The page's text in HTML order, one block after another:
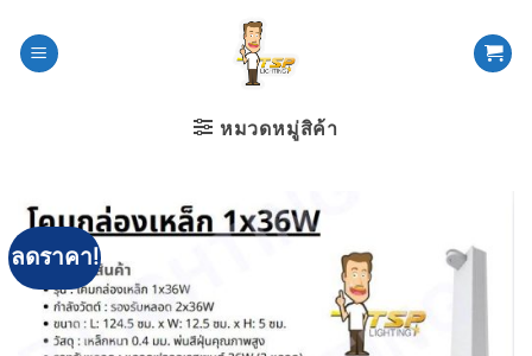
หมวดหมู่สิค้า
ลดราคา!